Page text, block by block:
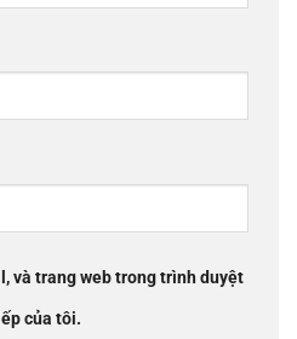
và trang web trong trình duyệt
của tôi.